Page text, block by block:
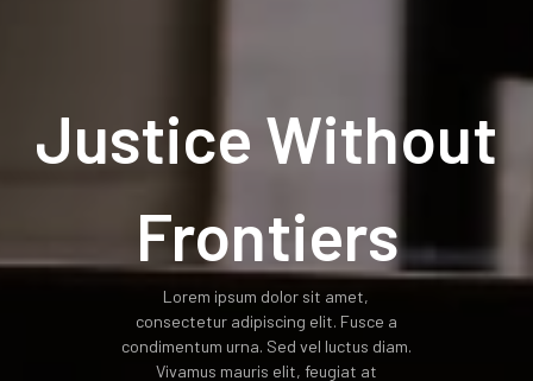
Justice Without
Frontiers
Lorem ipsum dolor sit amet,
consectetur adipiscing elit. Fusce a
condimentum urna. Sed vel luctus diam.
Vivamus mauris elit, feugiat at